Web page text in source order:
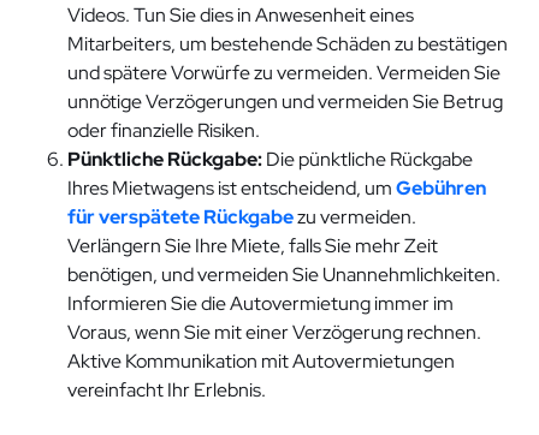
Videos. Tun Sie dies in Anwesenheit eines
Mitarbeiters, um bestehende Schäden zu bestätigen
und spätere Vorwürfe zu vermeiden. Vermeiden Sie
unnötige Verzögerungen und vermeiden Sie Betrug
oder finanzielle Risiken.
Pünktliche Rückgabe:Die pünktliche Rückgabe
Ihres Mietwagens ist entscheidend, umGebühren
für verspätete Rückgabezu vermeiden.
Verlängern Sie Ihre Miete, falls Sie mehr Zeit
benötigen, und vermeiden Sie Unannehmlichkeiten.
Informieren Sie die Autovermietung immer im
Voraus, wenn Sie mit einer Verzögerung rechnen.
Aktive Kommunikation mit Autovermietungen
vereinfacht Ihr Erlebnis.